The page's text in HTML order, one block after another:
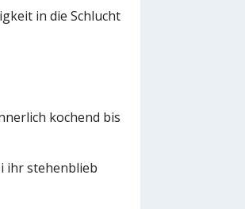
in die Schlucht
kochend bis
ihr stehenblieb